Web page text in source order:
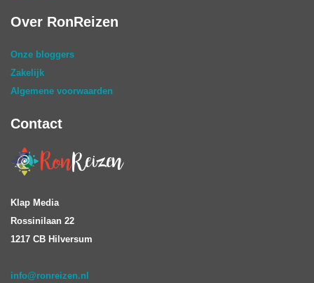
Over RonReizen
Onze bloggers
Zakelijk
Algemene voorwaarden
Contact
Klap Media
Rossinilaan 22
1217 CB Hilversum
info@ronreizen.nl